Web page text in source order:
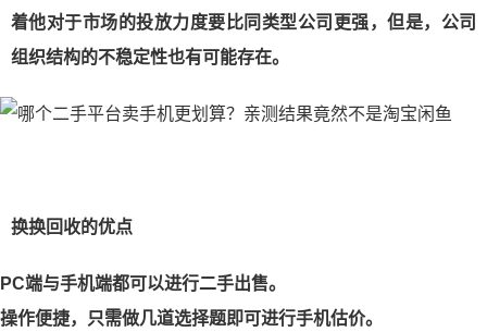
着他对于市场的投放力度要比同类型公司更强，但是，公司
组织结构的不稳定性也有可能存在。
换换回收的优点
PC端与手机端都可以进行二手出售。
操作便捷，只需做几道选择题即可进行手机估价。